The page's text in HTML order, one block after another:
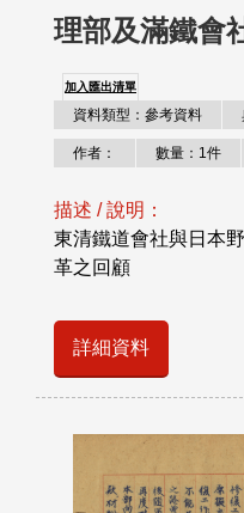
理部及滿鐵會
加入匯出清單
資料類型：參考資料
作者： 數量：1件
描述 / 說明：
東清鐵道會社與日本
革之回顧
詳細資料